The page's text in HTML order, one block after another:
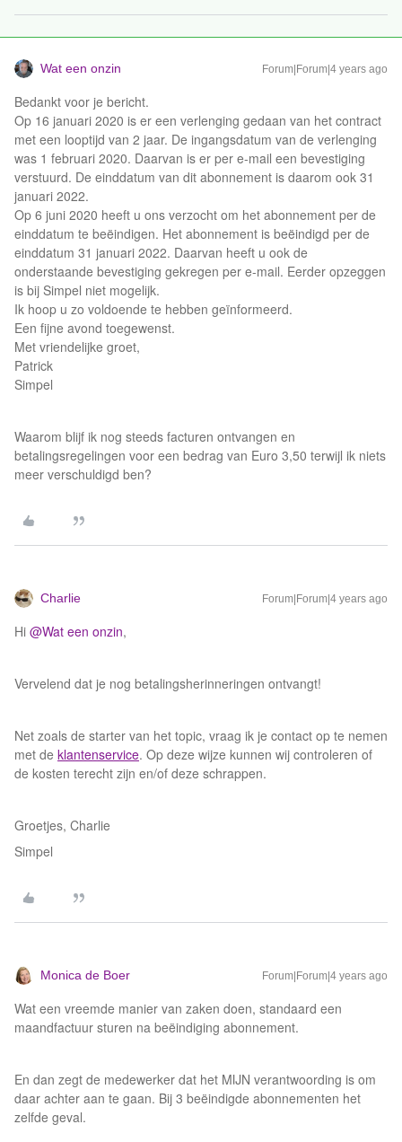
Wat een onzin Forum|Forum|4 years ago
Bedankt voor je bericht.
Op 16 januari 2020 is er een verlenging gedaan van het contract
met een looptijd van 2 jaar. De ingangsdatum van de verlenging
was 1 februari 2020. Daarvan is er per e-mail een bevestiging
verstuurd. De einddatum van dit abonnement is daarom ook 31
januari 2022.
Op 6 juni 2020 heeft u ons verzocht om het abonnement per de
einddatum te beëindigen. Het abonnement is beëindigd per de
einddatum 31 januari 2022. Daarvan heeft u ook de
onderstaande bevestiging gekregen per e-mail. Eerder opzeggen
is bij Simpel niet mogelijk.
Ik hoop u zo voldoende te hebben geïnformeerd.
Een fijne avond toegewenst.
Met vriendelijke groet,
Patrick
Simpel
Waarom blijf ik nog steeds facturen ontvangen en
betalingsregelingen voor een bedrag van Euro 3,50 terwijl ik niets
meer verschuldigd ben?
Charlie Forum|Forum|4 years ago
Hi @Wat een onzin,
Vervelend dat je nog betalingsherinneringen ontvangt!
Net zoals de starter van het topic, vraag ik je contact op te nemen
met de klantenservice. Op deze wijze kunnen wij controleren of
de kosten terecht zijn en/of deze schrappen.
Groetjes, Charlie
Simpel
Monica de Boer Forum|Forum|4 years ago
Wat een vreemde manier van zaken doen, standaard een
maandfactuur sturen na beëindiging abonnement.
En dan zegt de medewerker dat het MIJN verantwoording is om
daar achter aan te gaan. Bij 3 beëindigde abonnementen het
zelfde geval.